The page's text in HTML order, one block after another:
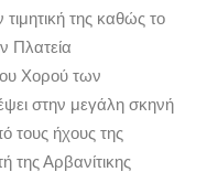
της καθώς το
Πλατεία
Χορού των
στην μεγάλη σκηνή
τους ήχους της
της Αρβανίτικης